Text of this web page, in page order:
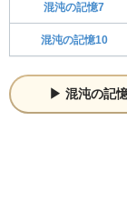
混沌の記憶7
混沌の記憶10
混沌の記